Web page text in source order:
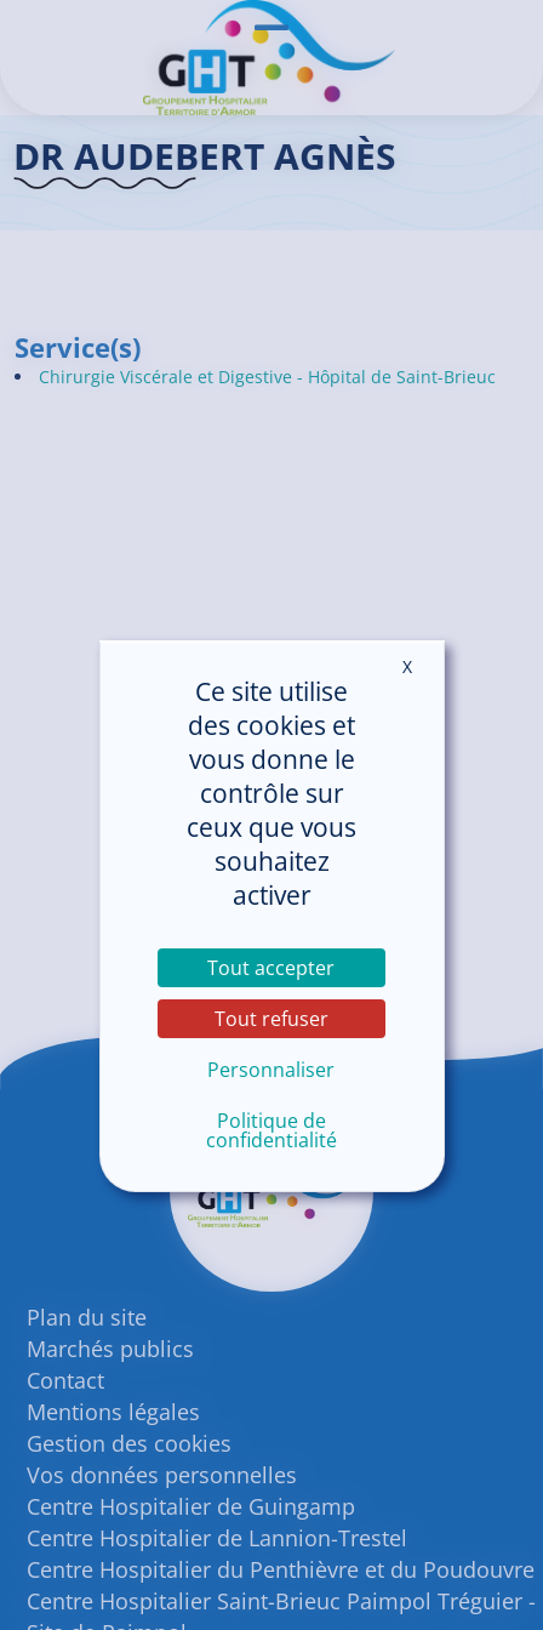
Ouvrir/Fermer le menu
>Dr AUDEBERT Agnès
DR AUDEBERT AGNÈS
Service(s)
Chirurgie Viscérale et Digestive - Hôpital de Saint-Brieuc
Plan du site
Marchés publics
Contact
Mentions légales
Gestion des cookies
Vos données personnelles
Centre Hospitalier de Guingamp
Centre Hospitalier de Lannion-Trestel
Centre Hospitalier du Penthièvre et du Poudouvre
Centre Hospitalier Saint-Brieuc Paimpol Tréguier -
Panneau de gestion des cookies
Ce site utilise
des cookies et
vous donne le
contrôle sur
ceux que vous
souhaitez
activer
Tout accepter
Tout refuser
Personnaliser
Politique de
confidentialité
XMasquer le